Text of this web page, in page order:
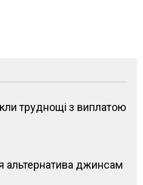
труднощі з виплатою
альтернатива джинсам